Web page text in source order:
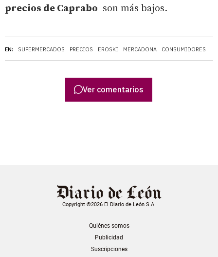
EN: SUPERMERCADOS PRECIOS EROSKI MERCADONA CONSUMIDORES
precios de Caprabo son más bajos.
Ver comentarios
Copyright ©2026 El Diario de León S.A.
Quiénes somos
Publicidad
Suscripciones